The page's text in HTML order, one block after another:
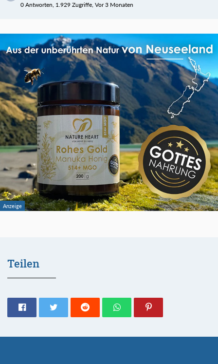
0 Antworten, 1.929 Zugriffe, Vor 3 Monaten
Teilen